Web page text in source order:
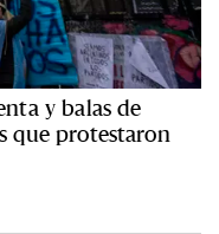
y balas de
que protestaron